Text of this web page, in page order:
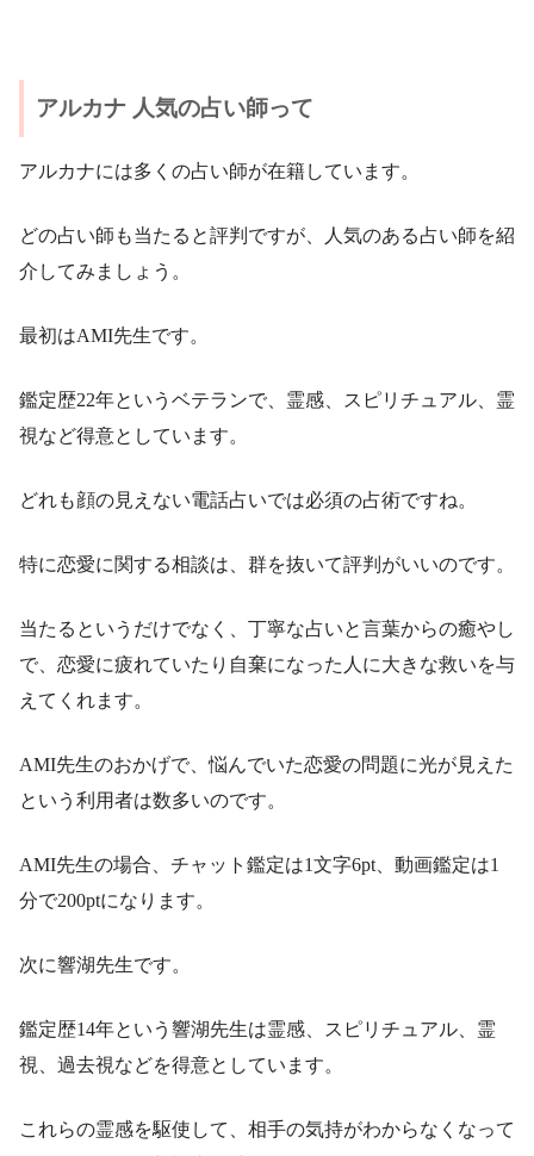
アルカナ 人気の占い師って
アルカナには多くの占い師が在籍しています。
どの占い師も当たると評判ですが、人気のある占い師を紹
介してみましょう。
最初はAMI先生です。
鑑定歴22年というベテランで、霊感、スピリチュアル、霊
視など得意としています。
どれも顔の見えない電話占いでは必須の占術ですね。
特に恋愛に関する相談は、群を抜いて評判がいいのです。
当たるというだけでなく、丁寧な占いと言葉からの癒やし
で、恋愛に疲れていたり自棄になった人に大きな救いを与
えてくれます。
AMI先生のおかげで、悩んでいた恋愛の問題に光が見えた
という利用者は数多いのです。
AMI先生の場合、チャット鑑定は1文字6pt、動画鑑定は1
分で200ptになります。
次に響湖先生です。
鑑定歴14年という響湖先生は霊感、スピリチュアル、霊
視、過去視などを得意としています。
これらの霊感を駆使して、相手の気持がわからなくなって